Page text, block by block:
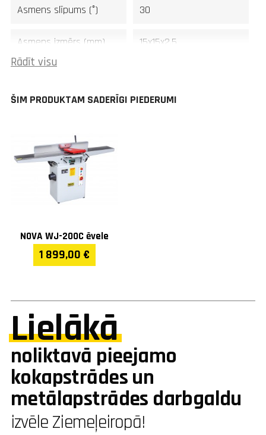
Asmens slīpums (°) 30
Asmens izmērs (mm) 15x15x2.5
Rādīt visu
ŠIM PRODUKTAM SADERĪGI PIEDERUMI
NOVA WJ-200C ēvele
1 899,00 €
Lielākā
noliktavā pieejamo
kokapstrādes un
metālapstrādes darbgaldu
izvēle Ziemeļeiropā!